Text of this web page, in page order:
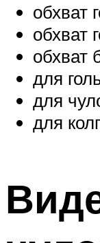
обхват
обхват
обхват
для
для
для